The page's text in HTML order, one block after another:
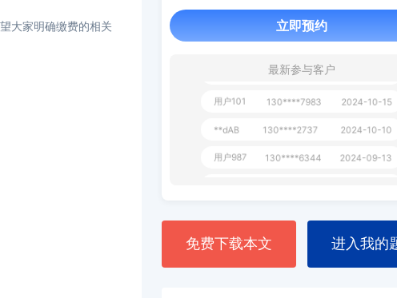
大家明确缴费的相关
立即预约
最新参与客户
用户349 130****9630 2024-11-15
112****310
免费下载本文 进入我的